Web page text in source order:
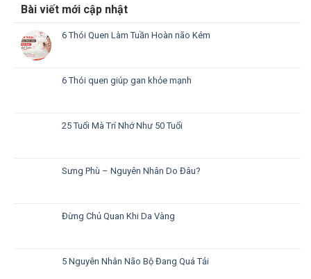
Bài viết mới cập nhật
6 Thói Quen Làm Tuần Hoàn não Kém
6 Thói quen giúp gan khỏe mạnh
25 Tuổi Mà Trí Nhớ Như 50 Tuổi
Sưng Phù – Nguyên Nhân Do Đâu?
Đừng Chủ Quan Khi Da Vàng
5 Nguyên Nhân Não Bộ Đang Quá Tải